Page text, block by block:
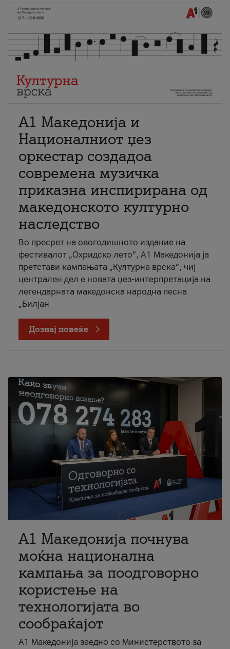
А1 Македонија и
Националниот џез
оркестар создадоа
современа музичка
приказна инспирирана од
македонското културно
наследство
Во пресрет на овогодишното издание на
фестивалот „Охридско лето“, А1 Македонија ја
претстави кампањата „Културна врска“, чиј
централен дел е новата џез-интерпретација на
легендарната македонска народна песна
„Билјан
Дознај повеќе
A1 Македонија почнува
моќна национална
кампања за поодговорно
користење на
технологијата во
сообраќајот
A1 Македонија заедно со Министерството за